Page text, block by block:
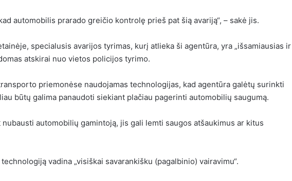
automobilis prarado greičio kontrolę prieš pat šią avariją“, – sakė jis.
specialusis avarijos tyrimas, kurį atlieka ši agentūra, yra „išsamiausias ir
atskirai nuo vietos policijos tyrimo.
priemonėse naudojamas technologijas, kad agentūra galėtų surinkti
būtų galima panaudoti siekiant plačiau pagerinti automobilių saugumą.
automobilių gamintoją, jis gali lemti saugos atšaukimus ar kitus
vadina „visiškai savarankišku (pagalbinio) vairavimu“.